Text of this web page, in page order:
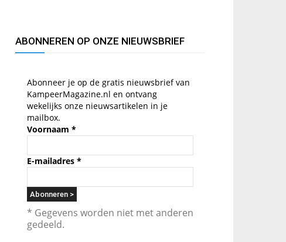
ABONNEREN OP ONZE NIEUWSBRIEF
Abonneer je op de gratis nieuwsbrief van
KampeerMagazine.nl en ontvang
wekelijks onze nieuwsartikelen in je
mailbox.
Voornaam *
E-mailadres *
* Gegevens worden niet met anderen
gedeeld.